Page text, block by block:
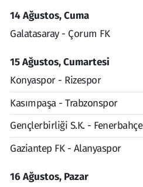
14 Ağustos, Cuma
Galatasaray - Çorum FK
15 Ağustos, Cumartesi
Konyaspor - Rizespor
Kasımpaşa - Trabzonspor
Gençlerbirliği S.K. - Fenerbahçe
Gaziantep FK - Alanyaspor
16 Ağustos, Pazar